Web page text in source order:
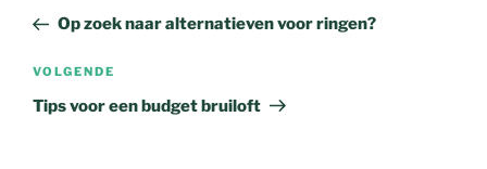
Op zoek naar alternatieven voor ringen?
VOLGENDE
Tips voor een budget bruiloft